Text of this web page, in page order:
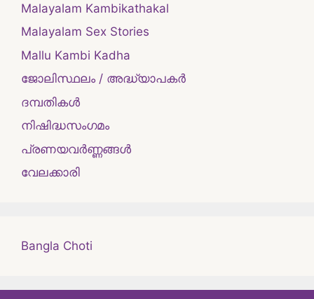
Malayalam Kambikathakal
Malayalam Sex Stories
Mallu Kambi Kadha
ജോലിസ്ഥലം / അദ്ധ്യാപകർ
ദമ്പതികള്‍
നിഷിദ്ധസംഗമം
പ്രണയവർണ്ണങ്ങൾ
വേലക്കാരി
Bangla Choti